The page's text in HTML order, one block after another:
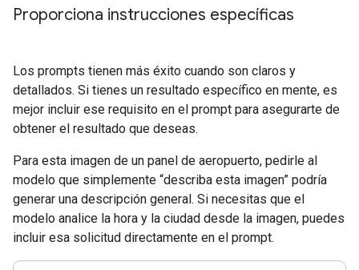
Proporciona instrucciones específicas
Los prompts tienen más éxito cuando son claros y
detallados. Si tienes un resultado específico en mente, es
mejor incluir ese requisito en el prompt para asegurarte de
obtener el resultado que deseas.
Para esta imagen de un panel de aeropuerto, pedirle al
modelo que simplemente “describa esta imagen” podría
generar una descripción general. Si necesitas que el
modelo analice la hora y la ciudad desde la imagen, puedes
incluir esa solicitud directamente en el prompt.